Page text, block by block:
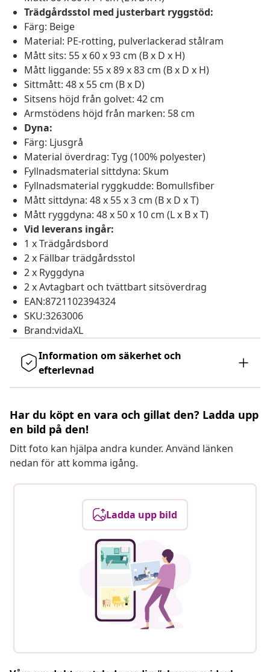
Trädgårdsstol med justerbart ryggstöd:
Färg: Beige
Material: PE-rotting, pulverlackerad stålram
Mått sits: 55 x 60 x 93 cm (B x D x H)
Mått liggande: 55 x 89 x 83 cm (B x D x H)
Sittmått: 48 x 55 cm (B x D)
Sitsens höjd från golvet: 42 cm
Armstödens höjd från marken: 58 cm
Dyna:
Färg: Ljusgrå
Material överdrag: Tyg (100% polyester)
Fyllnadsmaterial sittdyna: Skum
Fyllnadsmaterial ryggkudde: Bomullsfiber
Mått sittdyna: 48 x 55 x 3 cm (B x D x T)
Mått ryggdyna: 48 x 50 x 10 cm (L x B x T)
Vid leverans ingår:
1 x Trädgårdsbord
2 x Fällbar trädgårdsstol
2 x Ryggdyna
2 x Avtagbart och tvättbart sitsöverdrag
EAN:8721102394324
SKU:3263006
Brand:vidaXL
Information om säkerhet och
efterlevnad
Har du köpt en vara och gillat den? Ladda upp
en bild på den!
Ditt foto kan hjälpa andra kunder. Använd länken
nedan för att komma igång.
Ladda upp bild